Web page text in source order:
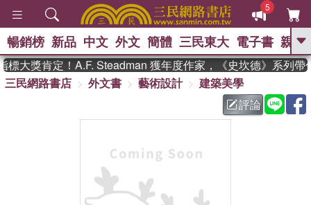
5
GO
熱搜： 東野圭吾 、 The Odyssey
、 暑期推薦 、
台灣的李登輝時代 、 數學
暢銷榜 新品 中文 外文 簡體 三民東大 電子書 親子
大獎肯定！A.F. Steadman 獲年度作家，《史坎德》系列帶
三民網路書店
外文書 藝術設計
建築美學
評論